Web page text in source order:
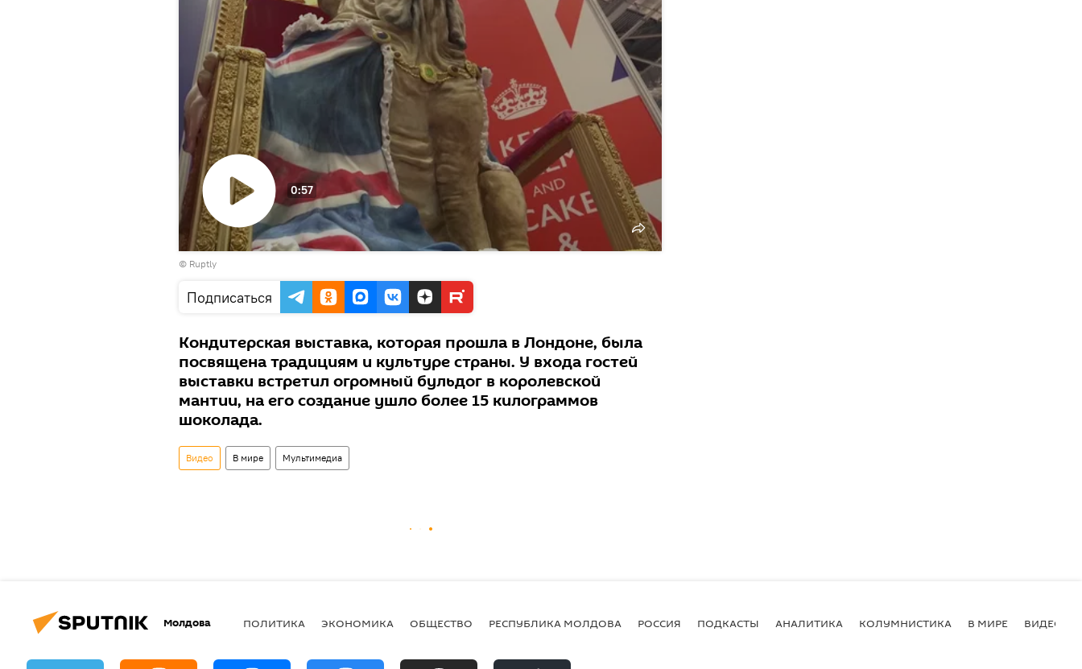
Воспроизвести
0:57
© Ruptly
Подписаться
Кондитерская выставка, которая прошла в Лондоне, была
посвящена традициям и культуре страны. У входа гостей
выставки встретил огромный бульдог в королевской
мантии, на его создание ушло более 15 килограммов
шоколада.
Видео В мире Мультимедиа
Молдова ПОЛИТИКА ЭКОНОМИКА ОБЩЕСТВО РЕСПУБЛИКА МОЛДОВА РОССИЯ ПОДКАСТЫ АНАЛИТИКА КОЛУМНИСТИКА В МИРЕ ВИДЕО